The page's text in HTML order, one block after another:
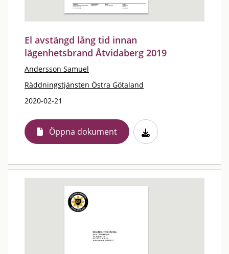
El avstängd lång tid innan
lägenhetsbrand Åtvidaberg 2019
Andersson Samuel
Räddningstjänsten Östra Götaland
2020-02-21
Öppna dokument